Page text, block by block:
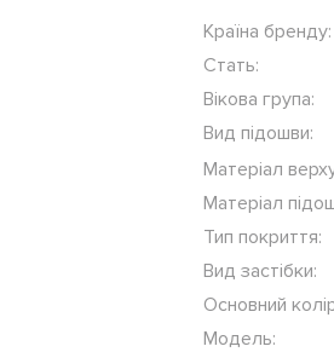
Країна бренду:
Стать:
Вікова група:
Вид підошви:
Матеріал
Матеріал
Тип покриття:
Вид застібки:
Основний
Модель: